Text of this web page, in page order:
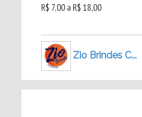
R$ 7,00 a R$ 18,00
Zio Brindes C...